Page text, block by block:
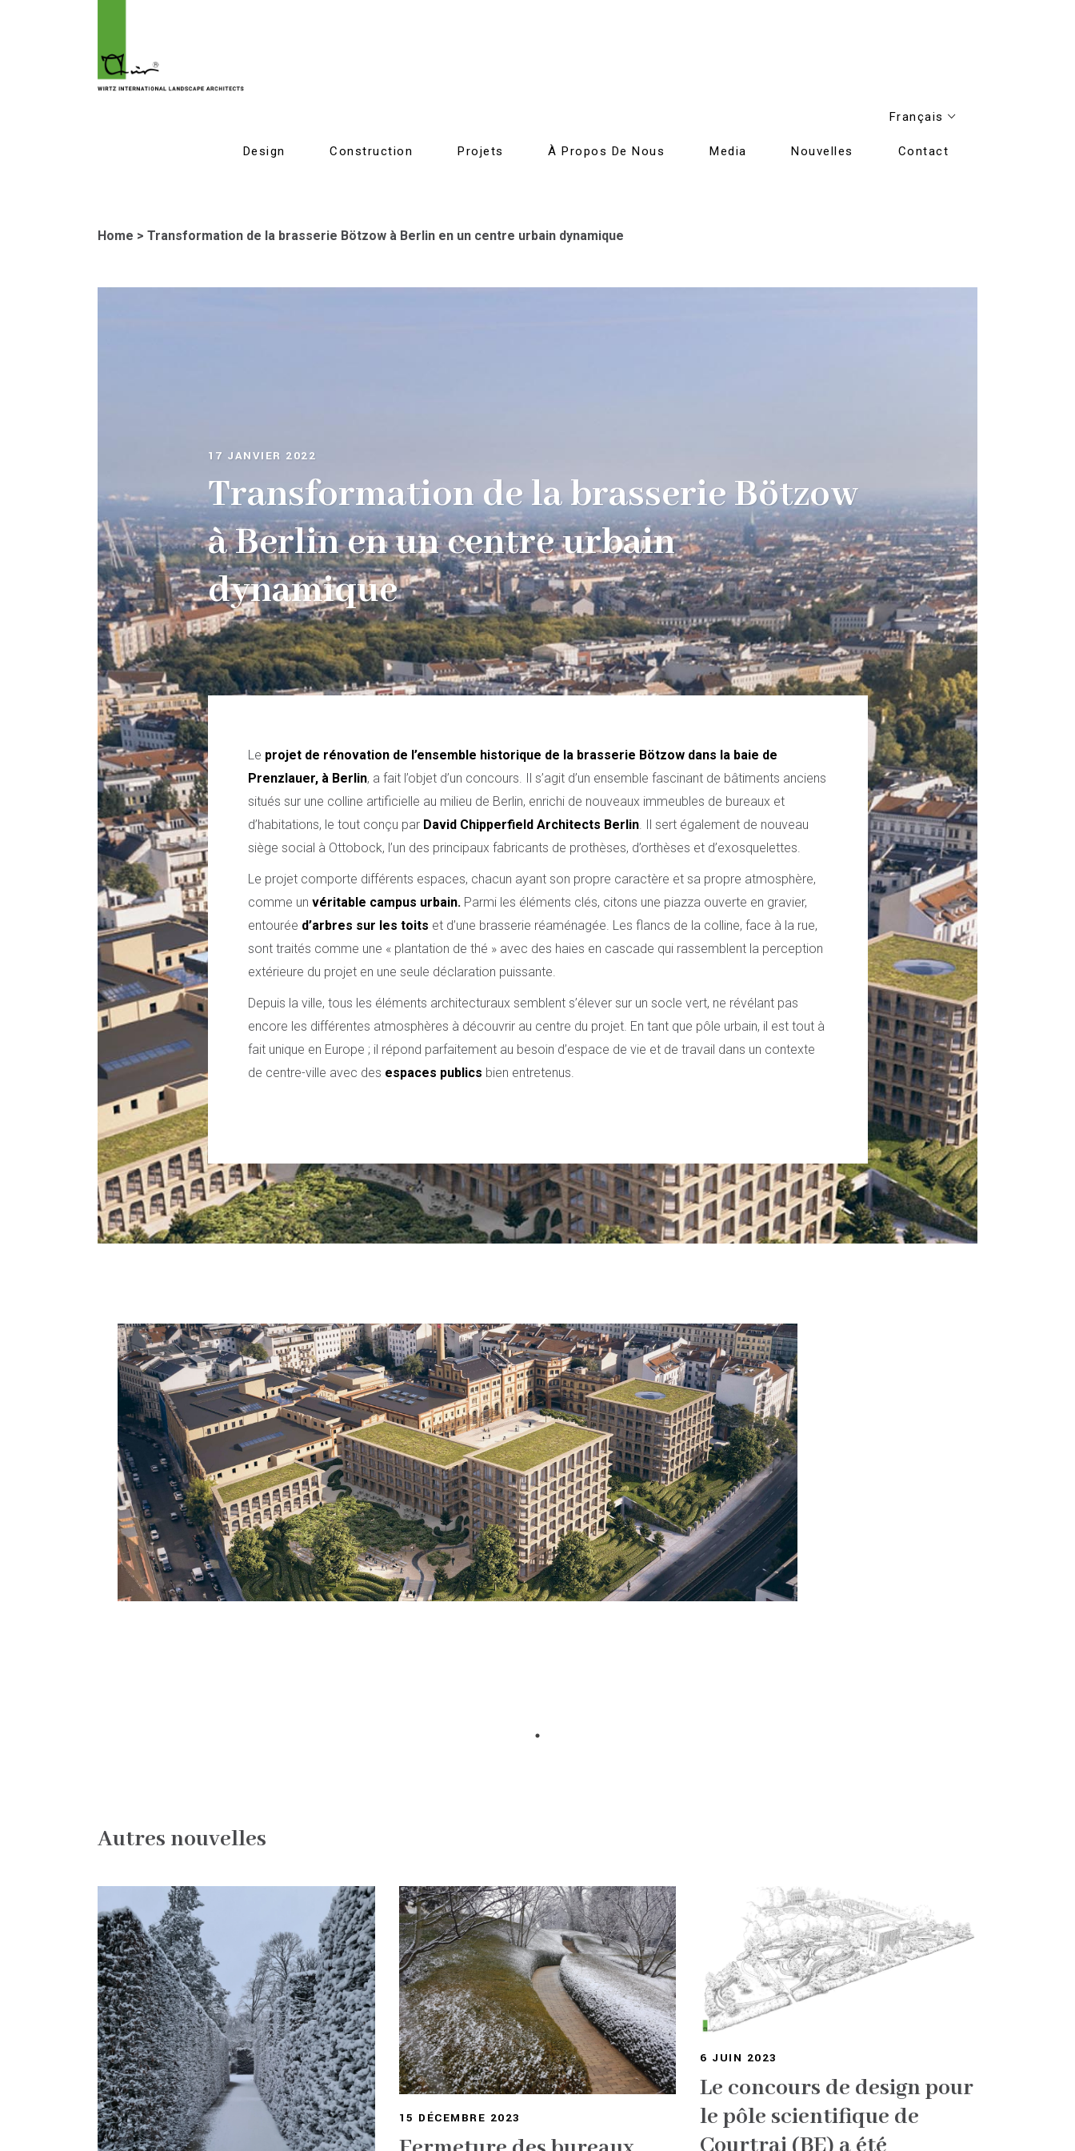
Français
Design Construction Projets À Propos De Nous Media Nouvelles Contact
Home > Transformation de la brasserie Bötzow à Berlin en un centre urbain dynamique
17 JANVIER 2022
Transformation de la brasserie Bötzow
à Berlin en un centre urbain
dynamique
Le projet de rénovation de l’ensemble historique de la brasserie Bötzow dans la baie de
Prenzlauer, à Berlin, a fait l’objet d’un concours. Il s’agit d’un ensemble fascinant de bâtiments anciens
situés sur une colline artificielle au milieu de Berlin, enrichi de nouveaux immeubles de bureaux et
d’habitations, le tout conçu par David Chipperfield Architects Berlin. Il sert également de nouveau
siège social à Ottobock, l’un des principaux fabricants de prothèses, d’orthèses et d’exosquelettes.
Le projet comporte différents espaces, chacun ayant son propre caractère et sa propre atmosphère,
comme un véritable campus urbain.Parmi les éléments clés, citons une piazza ouverte en gravier,
entourée d’arbres sur les toits et d’une brasserie réaménagée. Les flancs de la colline, face à la rue,
sont traités comme une « plantation de thé » avec des haies en cascade qui rassemblent la perception
extérieure du projet en une seule déclaration puissante.
Depuis la ville, tous les éléments architecturaux semblent s’élever sur un socle vert, ne révélant pas
encore les différentes atmosphères à découvrir au centre du projet. En tant que pôle urbain, il est tout à
fait unique en Europe ; il répond parfaitement au besoin d’espace de vie et de travail dans un contexte
de centre-ville avec des espaces publics bien entretenus.
Autres nouvelles
15 DÉCEMBRE 2023
6 JUIN 2023
Le concours de design pour
le pôle scientifique de